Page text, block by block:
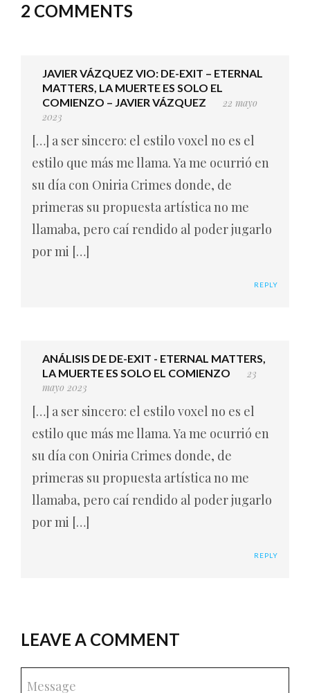
2 COMMENTS
JAVIER VÁZQUEZ VIO: DE-EXIT – ETERNAL
MATTERS, LA MUERTE ES SOLO EL
COMIENZO – JAVIER VÁZQUEZ
22 mayo
2023
[…] a ser sincero: el estilo voxel no es el
estilo que más me llama. Ya me ocurrió en
su día con Oniria Crimes donde, de
primeras su propuesta artística no me
llamaba, pero caí rendido al poder jugarlo
por mi […]
REPLY
ANÁLISIS DE DE-EXIT - ETERNAL MATTERS,
LA MUERTE ES SOLO EL COMIENZO
23
mayo 2023
[…] a ser sincero: el estilo voxel no es el
estilo que más me llama. Ya me ocurrió en
su día con Oniria Crimes donde, de
primeras su propuesta artística no me
llamaba, pero caí rendido al poder jugarlo
por mi […]
REPLY
LEAVE A COMMENT